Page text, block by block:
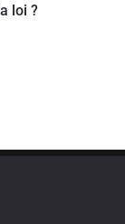
loi ?